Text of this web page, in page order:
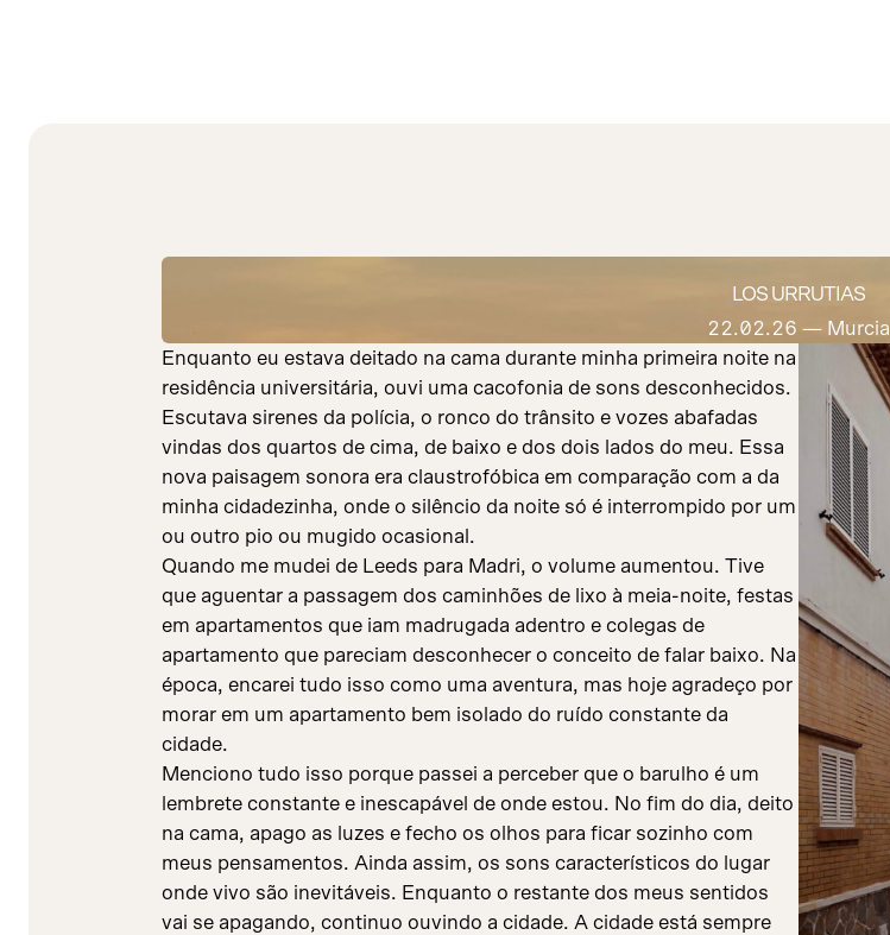
LOS URRUTIAS
22.02.26 — Murcia
Enquanto eu estava deitado na cama durante minha primeira noite na
residência universitária, ouvi uma cacofonia de sons desconhecidos.
Escutava sirenes da polícia, o ronco do trânsito e vozes abafadas
vindas dos quartos de cima, de baixo e dos dois lados do meu. Essa
nova paisagem sonora era claustrofóbica em comparação com a da
minha cidadezinha, onde o silêncio da noite só é interrompido por um
ou outro pio ou mugido ocasional.
Quando me mudei de Leeds para Madri, o volume aumentou. Tive
que aguentar a passagem dos caminhões de lixo à meia-noite, festas
em apartamentos que iam madrugada adentro e colegas de
apartamento que pareciam desconhecer o conceito de falar baixo. Na
época, encarei tudo isso como uma aventura, mas hoje agradeço por
morar em um apartamento bem isolado do ruído constante da
cidade.
Menciono tudo isso porque passei a perceber que o barulho é um
lembrete constante e inescapável de onde estou. No fim do dia, deito
na cama, apago as luzes e fecho os olhos para ficar sozinho com
meus pensamentos. Ainda assim, os sons característicos do lugar
onde vivo são inevitáveis. Enquanto o restante dos meus sentidos
vai se apagando, continuo ouvindo a cidade. A cidade está sempre